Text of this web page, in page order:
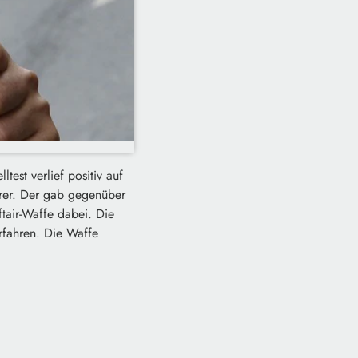
verlief positiv auf
Der gab gegenüber
Waffe dabei. Die
Die Waffe